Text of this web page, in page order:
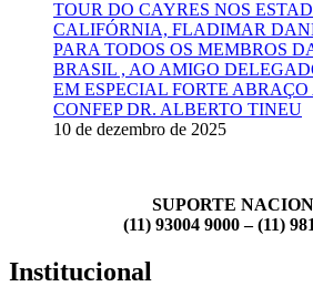
TOUR DO CAYRES NOS
CALIFÓRNIA, FLADIMAR
PARA TODOS OS MEMBROS
BRASIL , AO AMIGO
EM ESPECIAL FORTE
CONFEP DR. ALBERTO TINEU
10 de dezembro de 2025
SUPORTE
(11) 93004 9000 – (11)
Institucional